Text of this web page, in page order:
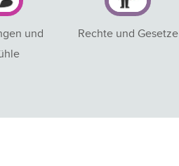
und
Rechte und Gesetze